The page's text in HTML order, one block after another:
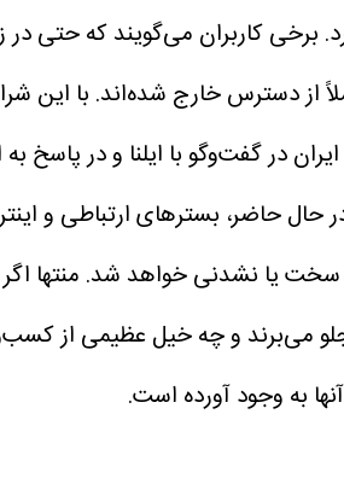
برخی کاربران می‌گویند که حتی
از دسترس خارج شده‌اند. با این
در گفت‌وگو با ایلنا و در
حال حاضر، بسترهای ارتباطی و
یا نشدنی خواهد شد. منتها اگر
و چه خیل عظیمی از
به وجود آورده است.